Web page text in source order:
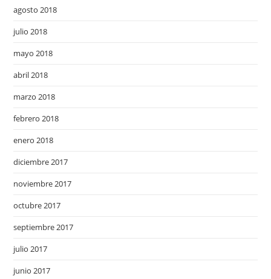
agosto 2018
julio 2018
mayo 2018
abril 2018
marzo 2018
febrero 2018
enero 2018
diciembre 2017
noviembre 2017
octubre 2017
septiembre 2017
julio 2017
junio 2017